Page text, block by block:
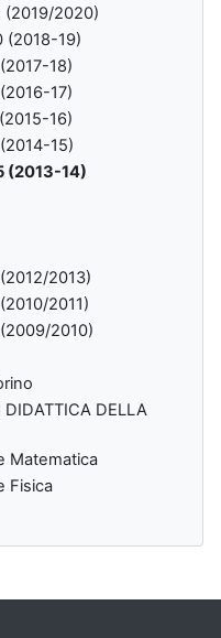
(2019/2020)
(2018-19)
18)
17)
16)
15)
(2013-14)
2013)
2011)
2010)
DIDATTICA DELLA
Matematica
Fisica